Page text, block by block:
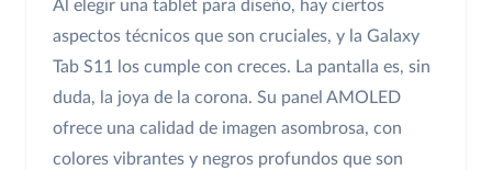
Al elegir una tablet para diseño, hay ciertos
aspectos técnicos que son cruciales, y la Galaxy
Tab S11 los cumple con creces. La pantalla es, sin
duda, la joya de la corona. Su panel AMOLED
ofrece una calidad de imagen asombrosa, con
colores vibrantes y negros profundos que son